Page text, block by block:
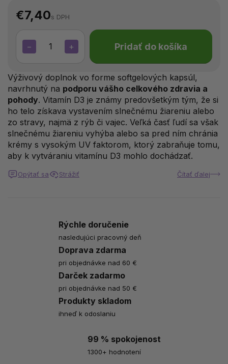
€7,40s DPH
+
− Pridať do košíka
Výživový doplnok vo forme softgelových kapsúl,
navrhnutý na podporu vášho celkového zdravia a
pohody. Vitamín D3 je známy predovšetkým tým, že si
ho telo získava vystavením slnečnému žiareniu alebo
zo stravy, najmä z rýb či vajec. Veľká časť ľudí sa však
slnečnému žiareniu vyhýba alebo sa pred ním chránia
krémy s vysokým UV faktorom, ktorý zabraňuje tomu,
aby k vytváraniu vitamínu D3 mohlo dochádzať.
Čítať ďalej
Opýtať sa Strážiť
Rýchle doručenie
nasledujúci pracovný deň
Doprava zdarma
pri objednávke nad 60 €
Darček zadarmo
pri objednávke nad 50 €
Produkty skladom
ihneď k odoslaniu
99 % spokojenost
1300+ hodnotení